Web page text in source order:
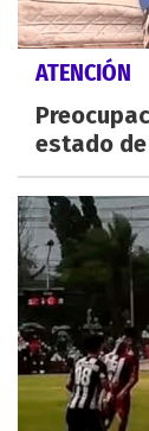
ATENCIÓN
estado